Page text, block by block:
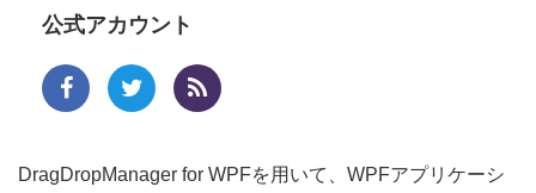
公式アカウント
DragDropManager for WPFを用いて、WPFアプリケーシ